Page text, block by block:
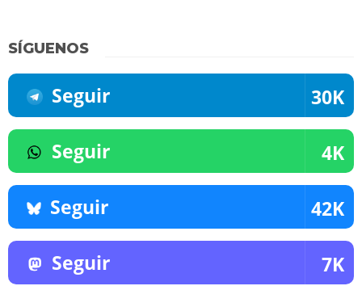
SÍGUENOS
Seguir 30K
Seguir 4K
Seguir 42K
Seguir 7K